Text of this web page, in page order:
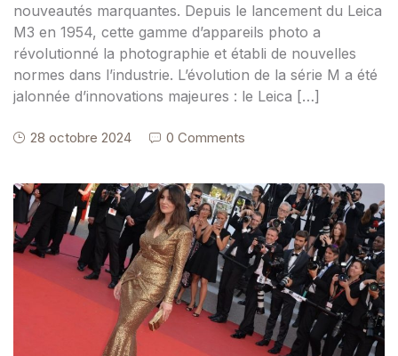
nouveautés marquantes. Depuis le lancement du Leica
M3 en 1954, cette gamme d’appareils photo a
révolutionné la photographie et établi de nouvelles
normes dans l’industrie. L’évolution de la série M a été
jalonnée d’innovations majeures : le Leica […]
28 octobre 2024 0 Comments